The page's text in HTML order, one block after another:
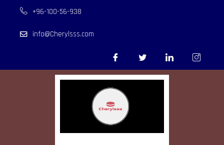
+96-100-56-938
info@Cherylsss.com